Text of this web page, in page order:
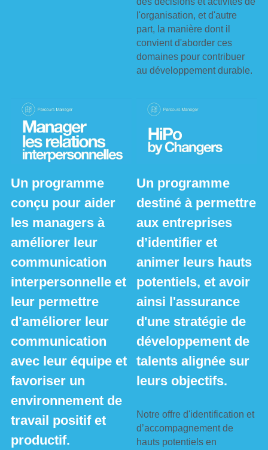
l'organisation, et d'autre
part, la manière dont il
convient d'aborder ces
domaines pour contribuer
au développement durable.
Un programme
conçu pour aider
les managers à
améliorer leur
communication
interpersonnelle et
leur permettre
d’améliorer leur
communication
avec leur équipe et
favoriser un
environnement de
travail positif et
productif.
Un programme
destiné à permettre
aux entreprises
d’identifier et
animer leurs hauts
potentiels, et avoir
ainsi l'assurance
d'une stratégie de
développement de
talents alignée sur
leurs objectifs.
Notre offre d'identification et
d’accompagnement de
hauts potentiels en